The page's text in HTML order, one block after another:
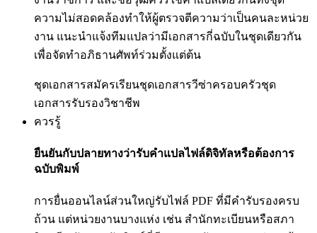
ความไม่สอดคล้องทำให้ผู้ตรวจตีความว่าเป็นคนละหน่วย
งาน แนะนำแจ้งทีมแปลว่ามีเอกสารกี่ฉบับในชุดเดียวกัน
เพื่อจัดทำอภิธานศัพท์ร่วมตั้งแต่ต้น
ชุดเอกสารสมัครเรียนชุดเอกสารวีซ่าครอบครัวชุด
เอกสารรับรองวิชาชีพ
ควรรู้
ยืนยันกับปลายทางว่ารับคำแปลไฟล์ดิจิทัลหรือต้องการ
ฉบับพิมพ์
การยื่นออนไลน์ส่วนใหญ่รับไฟล์ PDF ที่มีคำรับรองครบ
ถ้วน แต่หน่วยงานบางแห่ง เช่น สำนักทะเบียนหรือสภา